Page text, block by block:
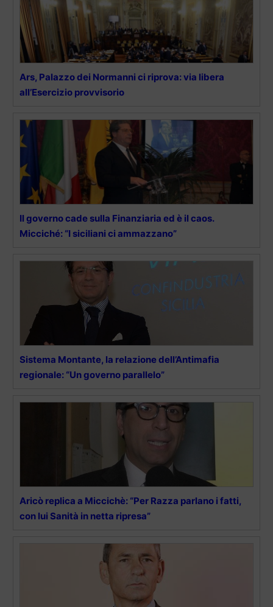
Ars, Palazzo dei Normanni ci riprova: via libera
all’Esercizio provvisorio
Il governo cade sulla Finanziaria ed è il caos.
Micciché: “I siciliani ci ammazzano”
Sistema Montante, la relazione dell’Antimafia
regionale: “Un governo parallelo”
Aricò replica a Miccichè: “Per Razza parlano i fatti,
con lui Sanità in netta ripresa”